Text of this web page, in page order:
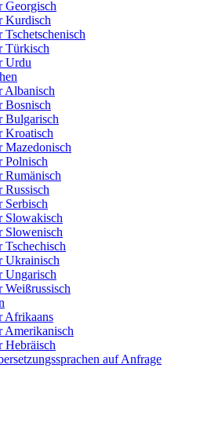
Georgisch
Kurdisch
Tschetschenisch
Türkisch
Urdu
Albanisch
Bosnisch
Bulgarisch
Kroatisch
Mazedonisch
Polnisch
Rumänisch
Russisch
Serbisch
Slowakisch
Slowenisch
Tschechisch
Ukrainisch
Ungarisch
Weißrussisch
Afrikaans
Amerikanisch
Hebräisch
auf Anfrage